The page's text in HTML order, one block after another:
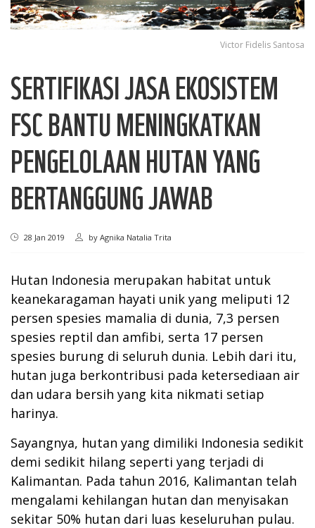
Victor Fidelis Santosa
SERTIFIKASI JASA EKOSISTEM
FSC BANTU MENINGKATKAN
PENGELOLAAN HUTAN YANG
BERTANGGUNG JAWAB
28 Jan 2019 by Agnika Natalia Trita
Hutan Indonesia merupakan habitat untuk
keanekaragaman hayati unik yang meliputi 12
persen spesies mamalia di dunia, 7,3 persen
spesies reptil dan amfibi, serta 17 persen
spesies burung di seluruh dunia. Lebih dari itu,
hutan juga berkontribusi pada ketersediaan air
dan udara bersih yang kita nikmati setiap
harinya.
Sayangnya, hutan yang dimiliki Indonesia sedikit
demi sedikit hilang seperti yang terjadi di
Kalimantan. Pada tahun 2016, Kalimantan telah
mengalami kehilangan hutan dan menyisakan
sekitar 50% hutan dari luas keseluruhan pulau.